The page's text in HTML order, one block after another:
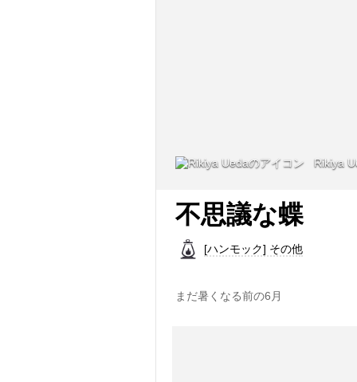
Rikiya
不思議な蝶
[ハンモック] その他
まだ暑くなる前の6月